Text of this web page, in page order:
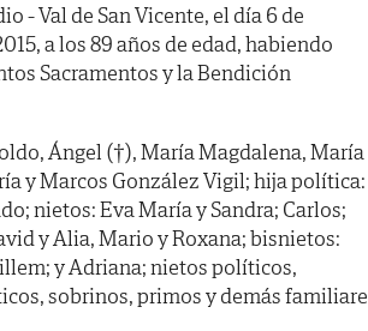
- Val de San Vicente, el día 6 de
a los 89 años de edad, habiendo
Sacramentos y la Bendición
Ángel (†), María Magdalena, María
y Marcos González Vigil; hija política:
nietos: Eva María y Sandra; Carlos;
y Alia, Mario y Roxana; bisnietos:
y Adriana; nietos políticos,
sobrinos, primos y demás